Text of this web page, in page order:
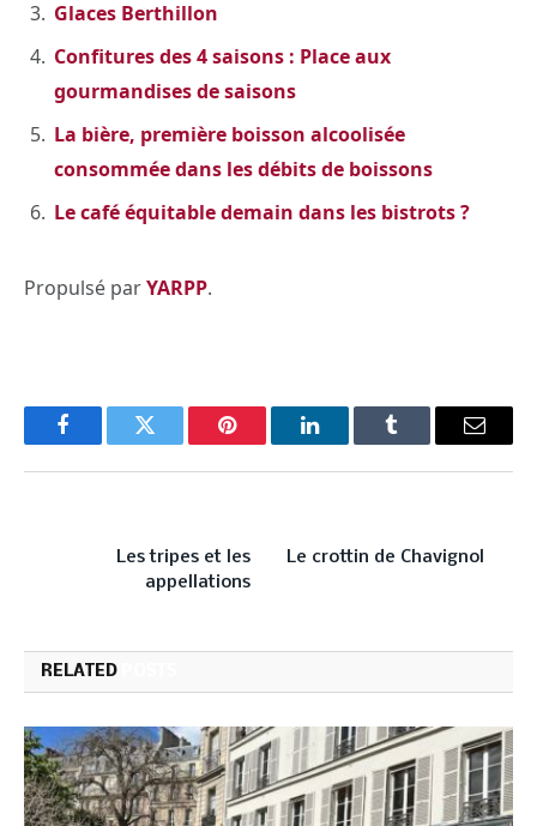
Glaces Berthillon
Confitures des 4 saisons : Place aux
gourmandises de saisons
La bière, première boisson alcoolisée
consommée dans les débits de boissons
Le café équitable demain dans les bistrots ?
Propulsé parYARPP.
FacebookTwitter Pinterest LinkedInTumblr Email
Les tripes et les
appellations
Le crottin de Chavignol
RELATED